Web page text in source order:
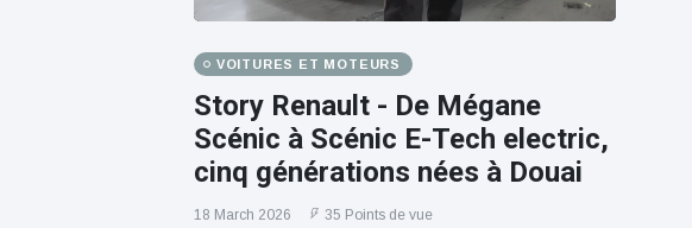
VOITURES ET MOTEURS
Story Renault - De Mégane
Scénic à Scénic E-Tech electric,
cinq générations nées à Douai
18 March 2026 35 Points de vue